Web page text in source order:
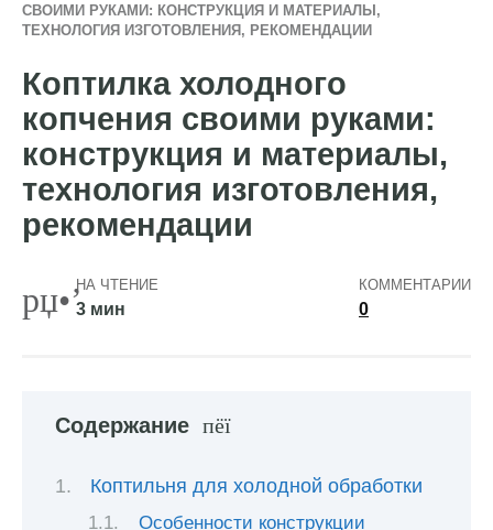
СВОИМИ РУКАМИ: КОНСТРУКЦИЯ И МАТЕРИАЛЫ,
ТЕХНОЛОГИЯ ИЗГОТОВЛЕНИЯ, РЕКОМЕНДАЦИИ
Коптилка холодного
копчения своими руками:
конструкция и материалы,
технология изготовления,
рекомендации
НА ЧТЕНИЕ
3 мин
КОММЕНТАРИИ
0
Содержание
Коптильня для холодной обработки
Особенности конструкции